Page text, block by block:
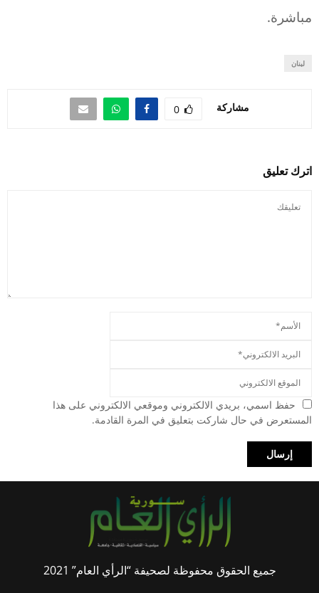
مباشرة.
لبنان
مشاركة 0
اترك تعليق
حفظ اسمي، بريدي الالكتروني وموقعي الالكتروني على هذا
المستعرض في حال شاركت بتعليق في المرة القادمة.
جميع الحقوق محفوظة لصحيفة “الرأي العام” 2021